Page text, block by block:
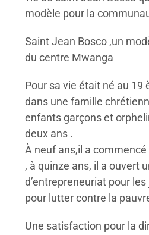
modèle pour la
Saint Jean Bosco ,un
du centre Mwanga
Pour sa vie était né au 19
dans une famille
enfants garçons et
deux ans .
À neuf ans,il a commencé
, à quinze ans, il a ouvert
d’entrepreneuriat pour
pour lutter contre la
Une satisfaction pour la